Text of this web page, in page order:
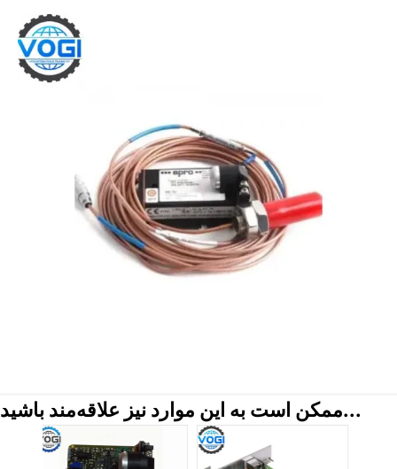
ممکن است به این موارد نیز علاقه‌مند باشید...